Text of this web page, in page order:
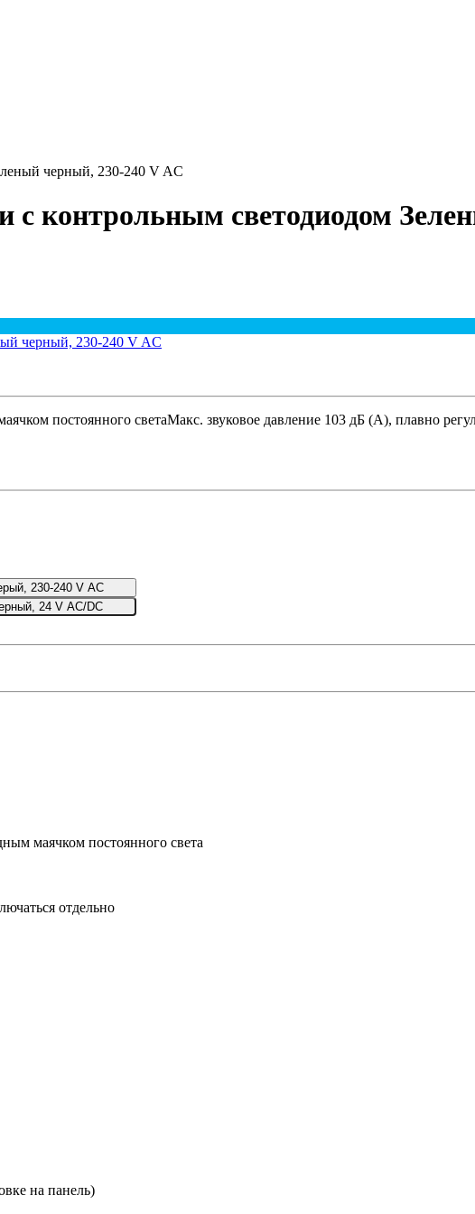
черный, 230-240 V AC
с контрольным светодиодом
постоянного светаМакс. звуковое давление 103 дБ (A), плавно
230-240 V AC
24 V AC/DC
маячком постоянного света
отдельно
на панель)